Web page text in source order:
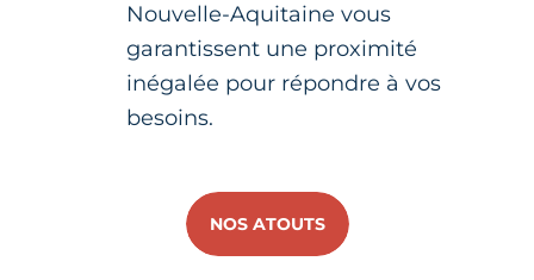
Nouvelle-Aquitaine vous
garantissent une proximité
inégalée pour répondre à vos
besoins.
NOS ATOUTS